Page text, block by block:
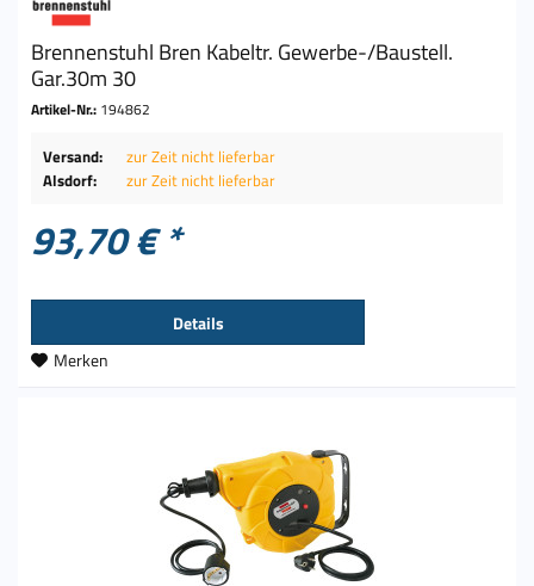
Brennenstuhl Bren Kabeltr. Gewerbe-/Baustell.
Gar.30m 30
Artikel-Nr.: 194862
Versand:
zur Zeit nicht lieferbar
Alsdorf:
zur Zeit nicht lieferbar
93,70 € *
Details
Merken